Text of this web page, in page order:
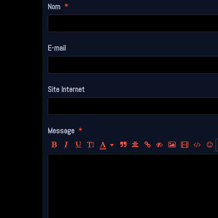
Nom
E-mail
Site Internet
Message